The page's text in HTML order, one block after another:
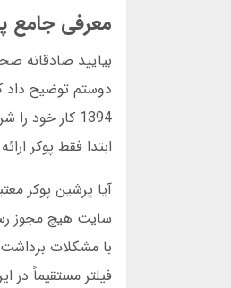
معرفی جامع
بیایید صادقانه
ابتدا فقط پوکر ارائه می
سایت هیچ مجوز
با مشکلات
فیلتر مستقیماً در